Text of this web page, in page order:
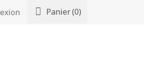
Panier(0)